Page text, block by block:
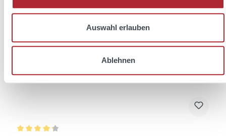
Auswahl erlauben
Ablehnen